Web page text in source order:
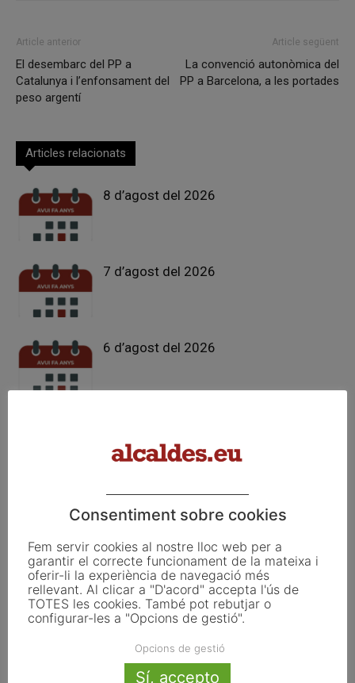
Article anterior
El desembarc del PP a
Catalunya i l’enfonsament del
peso argentí
Article següent
La convenció autonòmica del
PP a Barcelona, a les portades
Articles relacionats
8 d’agost del 2026
7 d’agost del 2026
6 d’agost del 2026
Consentiment sobre cookies
Fem servir cookies al nostre lloc web per a
garantir el correcte funcionament de la mateixa i
oferir-li la experiència de navegació més
rellevant. Al clicar a "D'acord" accepta l'ús de
TOTES les cookies. També pot rebutjar o
configurar-les a "Opcions de gestió".
Opcions de gestió
Sí, accepto